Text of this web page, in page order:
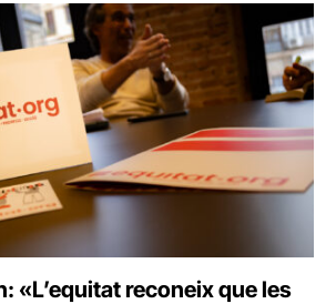
«L’equitat reconeix que les